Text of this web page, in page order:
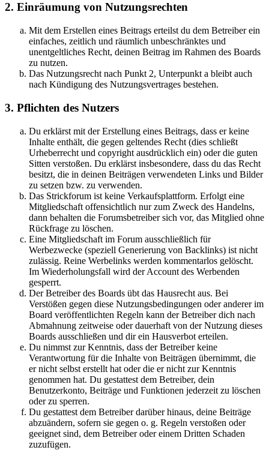
2. Einräumung von Nutzungsrechten
Mit dem Erstellen eines Beitrags erteilst du dem Betreiber ein
einfaches, zeitlich und räumlich unbeschränktes und
unentgeltliches Recht, deinen Beitrag im Rahmen des Boards
zu nutzen.
Das Nutzungsrecht nach Punkt 2, Unterpunkt a bleibt auch
nach Kündigung des Nutzungsvertrages bestehen.
3. Pflichten des Nutzers
Du erklärst mit der Erstellung eines Beitrags, dass er keine
Inhalte enthält, die gegen geltendes Recht (dies schließt
Urheberrecht und copyright ausdrücklich ein) oder die guten
Sitten verstoßen. Du erklärst insbesondere, dass du das Recht
besitzt, die in deinen Beiträgen verwendeten Links und Bilder
zu setzen bzw. zu verwenden.
Das Strickforum ist keine Verkaufsplattform. Erfolgt eine
Mitgliedschaft offensichtlich nur zum Zweck des Handelns,
dann behalten die Forumsbetreiber sich vor, das Mitglied ohne
Rückfrage zu löschen.
Eine Mitgliedschaft im Forum ausschließlich für
Werbezwecke (speziell Generierung von Backlinks) ist nicht
zulässig. Reine Werbelinks werden kommentarlos gelöscht.
Im Wiederholungsfall wird der Account des Werbenden
gesperrt.
Der Betreiber des Boards übt das Hausrecht aus. Bei
Verstößen gegen diese Nutzungsbedingungen oder anderer im
Board veröffentlichten Regeln kann der Betreiber dich nach
Abmahnung zeitweise oder dauerhaft von der Nutzung dieses
Boards ausschließen und dir ein Hausverbot erteilen.
Du nimmst zur Kenntnis, dass der Betreiber keine
Verantwortung für die Inhalte von Beiträgen übernimmt, die
er nicht selbst erstellt hat oder die er nicht zur Kenntnis
genommen hat. Du gestattest dem Betreiber, dein
Benutzerkonto, Beiträge und Funktionen jederzeit zu löschen
oder zu sperren.
Du gestattest dem Betreiber darüber hinaus, deine Beiträge
abzuändern, sofern sie gegen o. g. Regeln verstoßen oder
geeignet sind, dem Betreiber oder einem Dritten Schaden
zuzufügen.